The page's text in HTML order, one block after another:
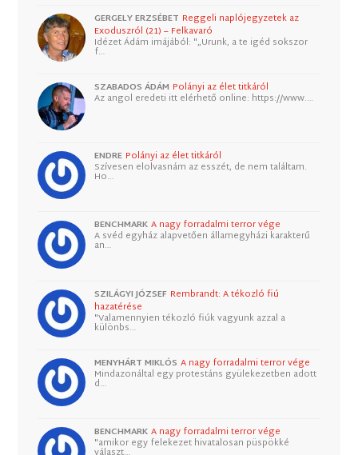
GERGELY ERZSÉBET Reggeli naplójegyzetek az
Exoduszról (21) – Felkavaró
Idézet Ádám imájából: "„Urunk, a te igéd sokszor
f…
SZABADOS ÁDÁM Polányi az élet titkáról
Az angol eredeti itt elérhető online: https://www.…
ENDRE Polányi az élet titkáról
Szívesen elolvasnám az esszét, de nem találtam.
Ho…
BENCHMARK A nagy forradalmi terror vége
A svéd egyház alapvetően államegyházi karakterű
an…
SZILÁGYI JÓZSEF Rembrandt: A tékozló fiú
hazatérése
"Valamennyien tékozló fiúk vagyunk azzal a
különbs…
MENYHÁRT MIKLÓS A nagy forradalmi terror vége
Mindazonáltal egy protestáns gyülekezetben adott
d…
BENCHMARK A nagy forradalmi terror vége
"amikor egy felekezet hivatalosan püspökké